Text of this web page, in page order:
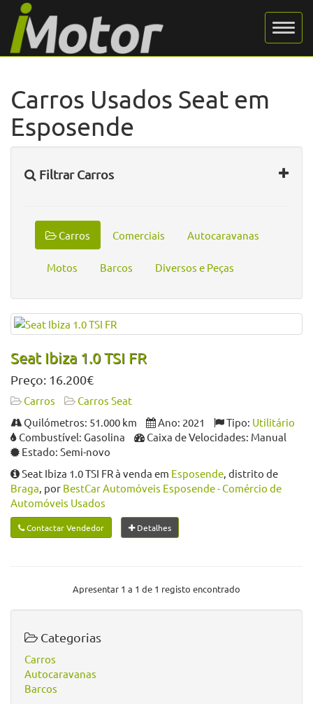
Carros Usados Seat em
Esposende
Filtrar Carros
Carros Comerciais Autocaravanas
Motos Barcos Diversos e Peças
Seat Ibiza 1.0 TSI FR
Preço: 16.200€
Carros
Carros Seat
Quilómetros: 51.000 km
Ano: 2021 Tipo: Utilitário
Combustível: Gasolina
Caixa de Velocidades: Manual
Estado: Semi-novo
Seat Ibiza 1.0 TSI FR à venda em Esposende, distrito de
Braga, por BestCar Automóveis Esposende - Comércio de
Automóveis Usados
Contactar Vendedor Detalhes
Apresentar 1 a 1 de 1 registo encontrado
Categorias
Carros
Autocaravanas
Barcos